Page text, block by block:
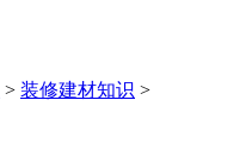
> 装修建材知识 >